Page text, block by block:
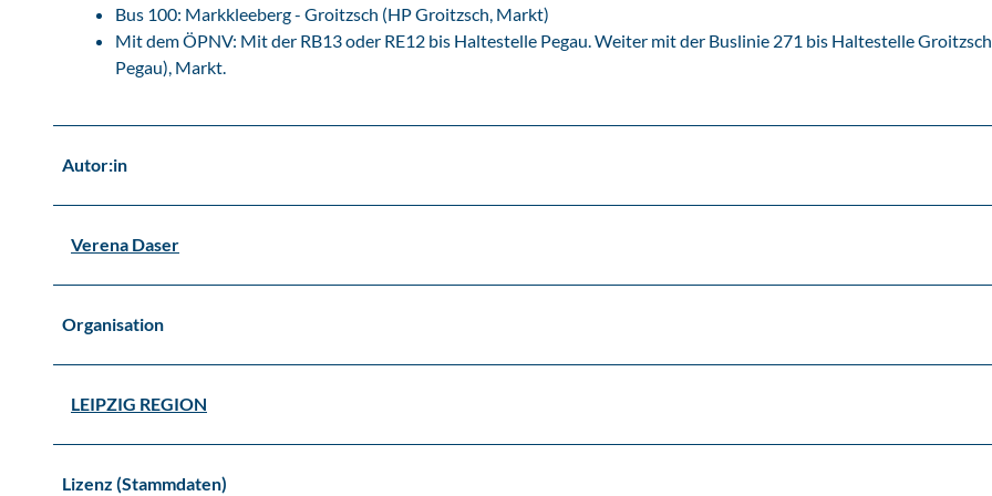
Bus 100: Markkleeberg - Groitzsch (HP Groitzsch, Markt)
Mit dem ÖPNV: Mit der RB13 oder RE12 bis Haltestelle Pegau. Weiter mit der Buslinie 271 bis Haltestelle
Pegau), Markt.
Autor:in
Verena Daser
Organisation
LEIPZIG REGION
Lizenz (Stammdaten)